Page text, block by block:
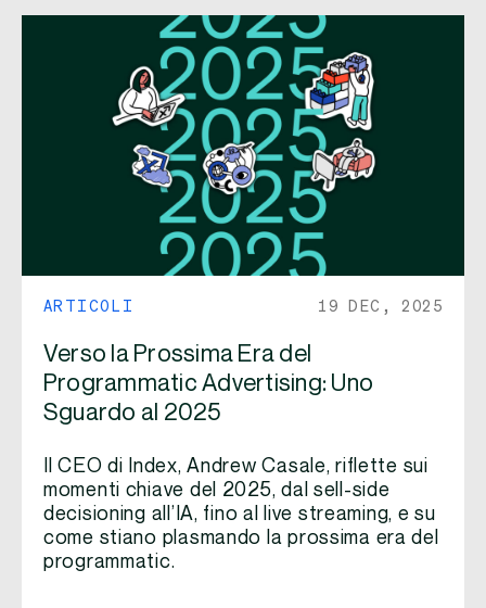
ARTICOLI 19 DEC, 2025
Verso la Prossima Era del
Programmatic Advertising: Uno
Sguardo al 2025
Il CEO di Index, Andrew Casale, riflette sui
momenti chiave del 2025, dal sell-side
decisioning all’IA, fino al live streaming, e su
come stiano plasmando la prossima era del
programmatic.